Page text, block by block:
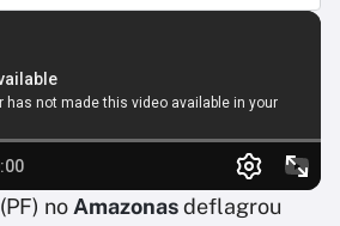
(PF) noAmazonasdeflagrou